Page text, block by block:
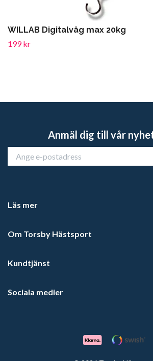
WILLAB Digitalvåg max 20kg
199 kr
Anmäl dig till vår
Läs mer
Om Torsby Hästsport
Kundtjänst
Sociala medier